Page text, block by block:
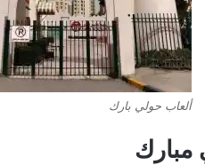
ألعاب حولي بارك